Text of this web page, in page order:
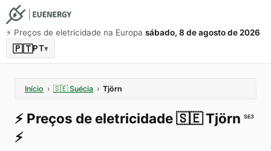
⚡️ Preços de eletricidade na Europa sábado, 8 de agosto de 2026
🇵🇹PT▾
Início › 🇸🇪 Suécia › Tjörn
⚡️ Preços de eletricidade🇸🇪Tjörn SE3
⚡️